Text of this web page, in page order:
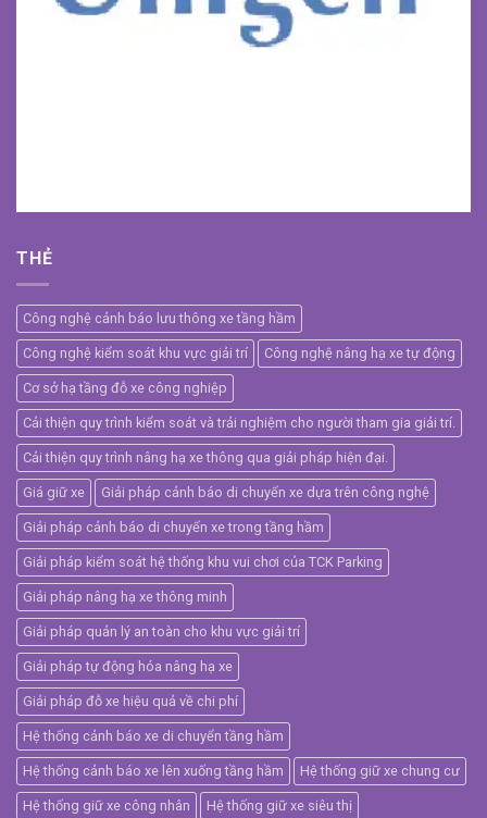
THẺ
Công nghệ cảnh báo lưu thông xe tầng hầm
Công nghệ kiểm soát khu vực giải trí Công nghệ nâng hạ xe tự động
Cơ sở hạ tầng đỗ xe công nghiệp
Cải thiện quy trình kiểm soát và trải nghiệm cho người tham gia giải trí.
Cải thiện quy trình nâng hạ xe thông qua giải pháp hiện đại.
Giá giữ xe Giải pháp cảnh báo di chuyển xe dựa trên công nghệ
Giải pháp cảnh báo di chuyển xe trong tầng hầm
Giải pháp kiểm soát hệ thống khu vui chơi của TCK Parking
Giải pháp nâng hạ xe thông minh
Giải pháp quản lý an toàn cho khu vực giải trí
Giải pháp tự động hóa nâng hạ xe
Giải pháp đỗ xe hiệu quả về chi phí
Hệ thống cảnh báo xe di chuyển tầng hầm
Hệ thống cảnh báo xe lên xuống tầng hầm Hệ thống giữ xe chung cư
Hệ thống giữ xe công nhân Hệ thống giữ xe siêu thị